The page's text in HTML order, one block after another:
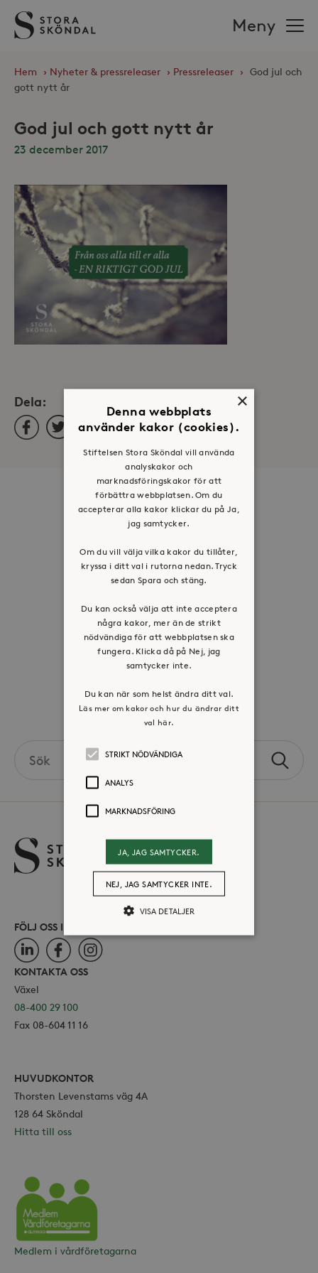
Stora
Sköndal
Meny
Hem › Nyheter & pressreleaser › Pressreleaser › God jul och
gott nytt år
God jul och gott nytt år
23 december 2017
Dela:
FacebookTwitterLinkedIn
Om oss
Organisation
Riktlinje för personuppgifter
Tillgänglighetsredogörelse
Visselblåsartjänst
Jobba hos oss
Press & mediakontakt
Volontär hos Stora Sköndal
the
Sök
FÖLJ OSS I SOCIALA MEDIER
LinkedInFacebookInstagram
KONTAKTA OSS
Växel
08-400 29 100
Fax 08-604 11 16
HUVUDKONTOR
Thorsten Levenstams väg 4A
128 64 Sköndal
Hitta till oss
Vårdföretagarna
Medlem i vårdföretagarna
×
Denna webbplats
använder kakor (cookies).
Stiftelsen Stora Sköndal vill använda
analyskakor och
marknadsföringskakor för att
förbättra webbplatsen. Om du
accepterar alla kakor klickar du på Ja,
jag samtycker.
Om du vill välja vilka kakor du tillåter,
kryssa i ditt val i rutorna nedan. Tryck
sedan Spara och stäng.
Du kan också välja att inte acceptera
några kakor, mer än de strikt
nödvändiga för att webbplatsen ska
fungera. Klicka då på Nej, jag
samtycker inte.
Du kan när som helst ändra ditt val.
Läs mer om kakor och hur du ändrar ditt
val här.
STRIKT NÖDVÄNDIGA
ANALYS
MARKNADSFÖRING
JA, JAG SAMTYCKER.
NEJ, JAG SAMTYCKER INTE.
VISA DETALJER
kärnwebbplatsfunktioner som
Namn